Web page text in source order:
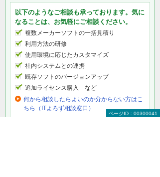
以下のようなご相談も承っております。気に
なることは、お気軽にご相談ください。
複数メーカーソフトの一括見積り
利用方法の研修
使用環境に応じたカスタマイズ
社内システムとの連携
既存ソフトのバージョンアップ
追加ライセンス購入 など
何から相談したらよいのか分からない方はこ
ちら（ITよろず相談窓口）
ページID：00300041